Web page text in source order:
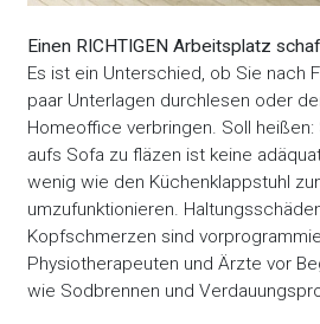
Einen RICHTIGEN Arbeitsplatz
Es ist ein Unterschied, ob Sie nach
paar Unterlagen durchlesen oder
Homeoffice verbringen. Soll
aufs Sofa zu fläzen ist keine
wenig wie den Küchenklappstuhl
umzufunktionieren.
Kopfschmerzen sind
Physiotherapeuten und Ärzte vor
wie Sodbrennen und